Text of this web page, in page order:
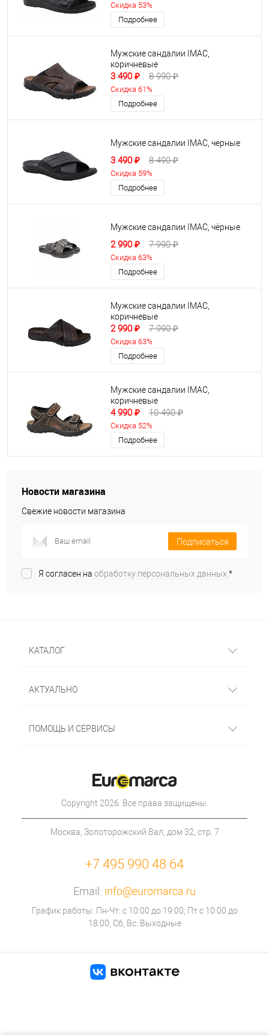
Скидка 53%
Подробнее
Мужские сандалии IMAC,
коричневые
3 490 ₽ 8 990 ₽
Скидка 61%
Подробнее
Мужские сандалии IMAC, черные
3 490 ₽ 8 490 ₽
Скидка 59%
Подробнее
Мужские сандалии IMAC, чёрные
2 990 ₽ 7 990 ₽
Скидка 63%
Подробнее
Мужские сандалии IMAC,
коричневые
2 990 ₽ 7 990 ₽
Скидка 63%
Подробнее
Мужские сандалии IMAC,
коричневые
4 990 ₽ 10 490 ₽
Скидка 52%
Подробнее
Новости магазина
Свежие новости магазина
Подписаться
Я согласен на обработку персональных данных.*
КАТАЛОГ
АКТУАЛЬНО
ПОМОЩЬ И СЕРВИСЫ
Copyright 2026. Все права защищены.
Москва, Золоторожский Вал, дом 32, стр. 7
+7 495 990 48 64
Email: info@euromarca.ru
График работы: Пн-Чт: с 10:00 до 19:00; Пт с 10:00 до
18:00; Сб, Вс: Выходные